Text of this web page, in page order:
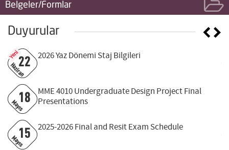
Belgeler/Formlar
Duyurular
22
Haziran
Yeni 2026 Yaz Dönemi Staj Bilgileri
18
Mayıs
MME 4010 Undergraduate Design Project Final
Presentations
15
Mayıs
2025-2026 Final and Resit Exam Schedule